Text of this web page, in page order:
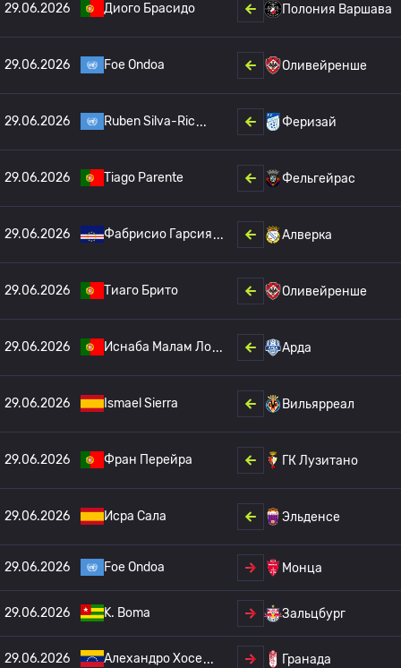
29.06.2026 Диого Брасидо Полония Варшава
29.06.2026 Foe Ondoa Оливейренше
29.06.2026 Ruben Silva-Ric Феризай
29.06.2026 Tiago Parente Фельгейрас
29.06.2026 Фабрисио Гарсия Алверка
29.06.2026 Тиаго Брито Оливейренше
29.06.2026 Иснаба Малам Ло Арда
29.06.2026 Ismael Sierra Вильярреал
29.06.2026 Фран Перейра ГК Лузитано
29.06.2026 Исра Сала Эльденсе
29.06.2026 Foe Ondoa Монца
29.06.2026 K. Boma Зальцбург
29.06.2026 Алехандро Хосе Гранада